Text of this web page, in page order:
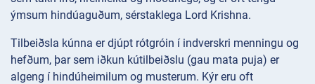
ýmsum hindúaguðum, sérstaklega Lord Krishna.
Tilbeiðsla kúnna er djúpt rótgróin í indverskri menningu og
hefðum, þar sem iðkun kútilbeiðslu (gau mata puja) er
algeng í hindúheimilum og musterum. Kýr eru oft